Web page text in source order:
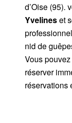
d’Oise (95).
Yvelineset
nid de
Vous
réserver
réservations